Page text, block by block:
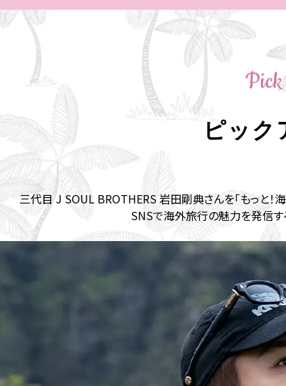
ピック
三代目 J SOUL BROTHERS 岩田剛典さんを「もっと！
SNSで海外旅行の魅力を発信す